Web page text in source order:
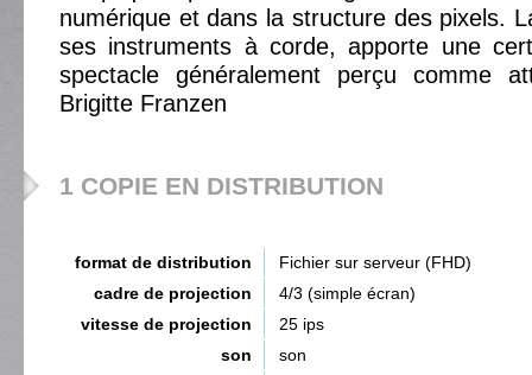
numérique et dans la structure des pixels.
ses instruments à corde, apporte une
spectacle généralement perçu comme
Brigitte Franzen
1 COPIE EN DISTRIBUTION
format de distribution
Fichier sur serveur (FHD)
cadre de projection
4/3 (simple écran)
vitesse de projection
25 ips
son
son